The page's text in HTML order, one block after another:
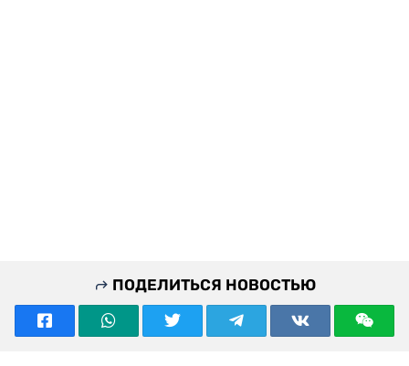
ПОДЕЛИТЬСЯ НОВОСТЬЮ